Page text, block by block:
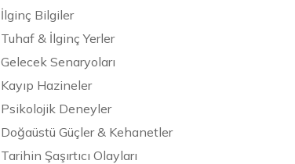
İlginç Bilgiler
Tuhaf & İlginç Yerler
Gelecek Senaryoları
Kayıp Hazineler
Psikolojik Deneyler
Doğaüstü Güçler & Kehanetler
Tarihin Şaşırtıcı Olayları